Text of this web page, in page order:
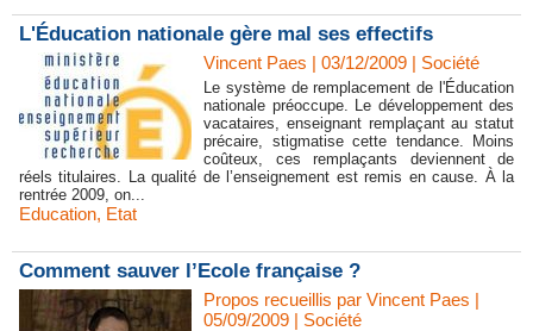
L'Éducation nationale gère mal ses effectifs
Vincent Paes | 03/12/2009 | Société
Le système de remplacement de l'Éducation
nationale préoccupe. Le développement des
vacataires, enseignant remplaçant au statut
précaire, stigmatise cette tendance. Moins
coûteux, ces remplaçants deviennent de
réels titulaires. La qualité de l’enseignement est remis en cause. À la
rentrée 2009, on...
Education, Etat
Comment sauver l’Ecole française ?
Propos recueillis par Vincent Paes |
05/09/2009 | Société